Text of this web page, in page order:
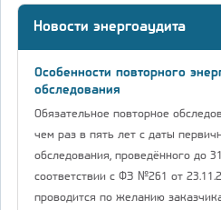
Новости энергоаудита
Особенности повторного
обследования
Обязательное повторное
чем раз в пять лет с даты
обследования, проведённого до
соответствии с ФЗ №261 от
проводится по желанию